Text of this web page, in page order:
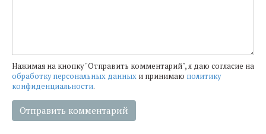
Нажимая на кнопку "Отправить комментарий", я даю согласие на
обработку персональных данных и принимаю политику
конфиденциальности.